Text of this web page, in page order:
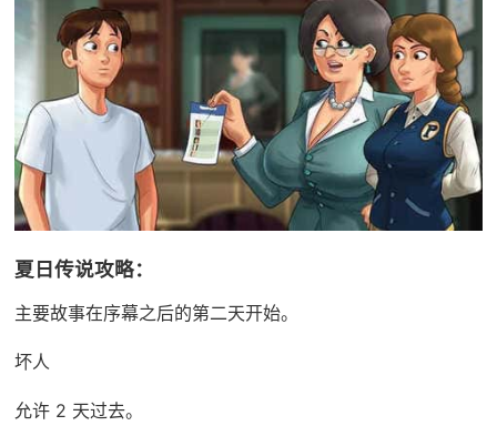
夏日传说攻略：
主要故事在序幕之后的第二天开始。
坏人
允许 2 天过去。